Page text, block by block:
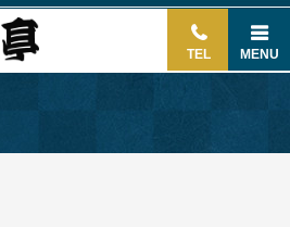
TEL MENU